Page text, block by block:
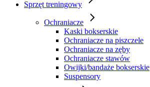
Sprzęt treningowy
Ochraniacze
Kaski bokserskie
Ochraniacze na piszczele
Ochraniacze na zęby
Ochraniacze stawów
Owijki/bandaże bokserskie
Suspensory